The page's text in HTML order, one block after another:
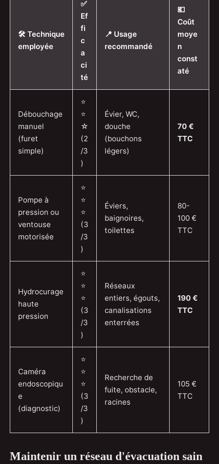
🛠️ Technique
employée
✅
Ef
fi
c
a
ci
té
📍 Usage
recommandé
💶
Coût
moye
n
const
até
Débouchage
manuel
(furet
simple)
⭐
⭐
☆
(2
/3
)
Évier, WC,
douche
(bouchons
légers)
70 €
TTC
Pompe à
pression ou
ventouse
motorisée
⭐
⭐
⭐
(3
/3
)
Éviers,
baignoires,
toilettes
80-
100 €
TTC
Hydrocurage
haute
pression
⭐
⭐
⭐
(3
/3
)
Réseaux
entiers, égouts,
canalisations
enterrées
190 €
TTC
Caméra
endoscopiqu
e
(diagnostic)
⭐
⭐
⭐
(3
/3
)
Recherche de
fuite, obstacle,
racines
105 €
TTC
Maintenir un réseau d'évacuation sain